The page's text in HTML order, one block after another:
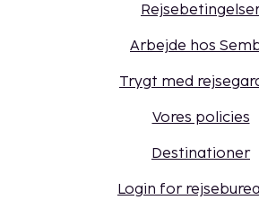
Arbejde hos
Trygt med
Vores policies
Destinationer
Login for